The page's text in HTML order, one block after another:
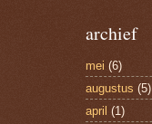
archief
mei (6)
augustus (5)
april (1)